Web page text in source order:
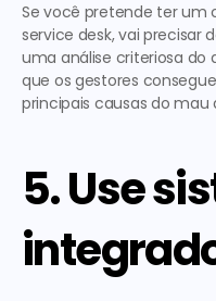
Se você pretende ter um
service desk, vai precisar
uma análise criteriosa do
que os gestores
principais causas do
5. Use